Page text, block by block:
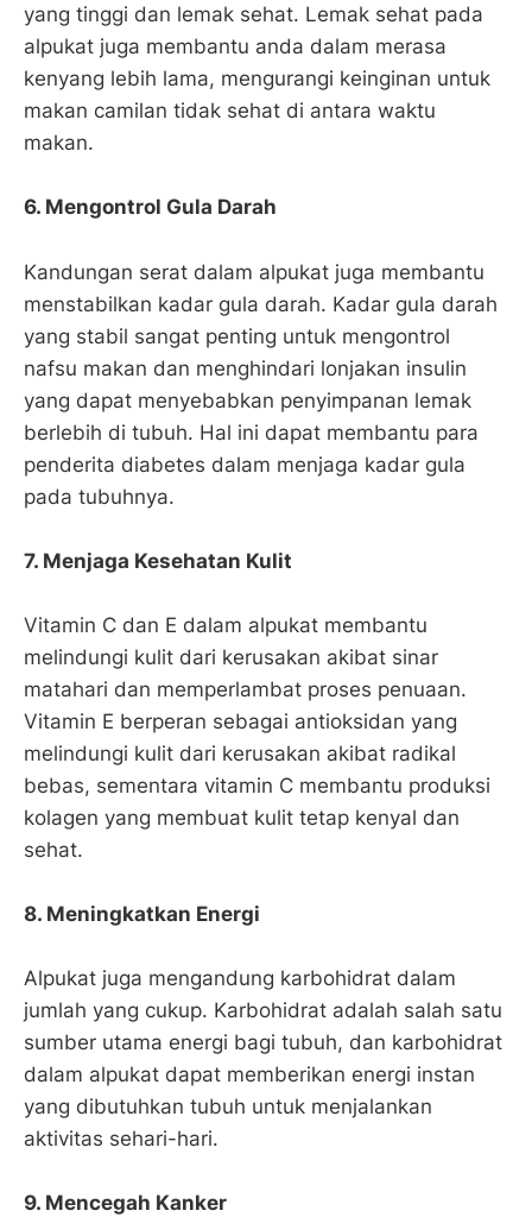
yang tinggi dan lemak sehat. Lemak sehat pada
alpukat juga membantu anda dalam merasa
kenyang lebih lama, mengurangi keinginan untuk
makan camilan tidak sehat di antara waktu
makan.
6. Mengontrol Gula Darah
Kandungan serat dalam alpukat juga membantu
menstabilkan kadar gula darah. Kadar gula darah
yang stabil sangat penting untuk mengontrol
nafsu makan dan menghindari lonjakan insulin
yang dapat menyebabkan penyimpanan lemak
berlebih di tubuh. Hal ini dapat membantu para
penderita diabetes dalam menjaga kadar gula
pada tubuhnya.
7. Menjaga Kesehatan Kulit
Vitamin C dan E dalam alpukat membantu
melindungi kulit dari kerusakan akibat sinar
matahari dan memperlambat proses penuaan.
Vitamin E berperan sebagai antioksidan yang
melindungi kulit dari kerusakan akibat radikal
bebas, sementara vitamin C membantu produksi
kolagen yang membuat kulit tetap kenyal dan
sehat.
8. Meningkatkan Energi
Alpukat juga mengandung karbohidrat dalam
jumlah yang cukup. Karbohidrat adalah salah satu
sumber utama energi bagi tubuh, dan karbohidrat
dalam alpukat dapat memberikan energi instan
yang dibutuhkan tubuh untuk menjalankan
aktivitas sehari-hari.
9. Mencegah Kanker